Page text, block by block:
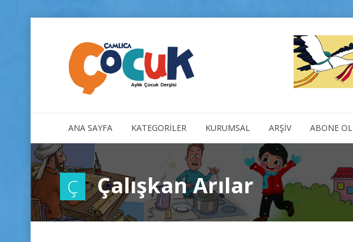
ANA SAYFA KATEGORİLER KURUMSAL ARŞİV ABONE OL
Ç Çalışkan Arılar